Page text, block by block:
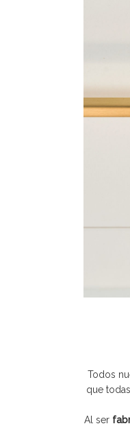
Todos
que
Al ser